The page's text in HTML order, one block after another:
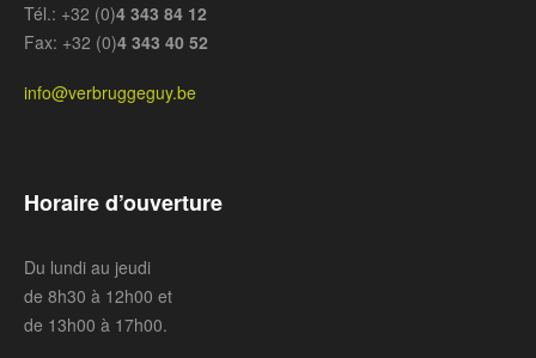
Tél.: +32 (0)4 343 84 12
Fax: +32 (0)4 343 40 52
info@verbruggeguy.be
Horaire d’ouverture
Du lundi au jeudi
de 8h30 à 12h00 et
de 13h00 à 17h00.